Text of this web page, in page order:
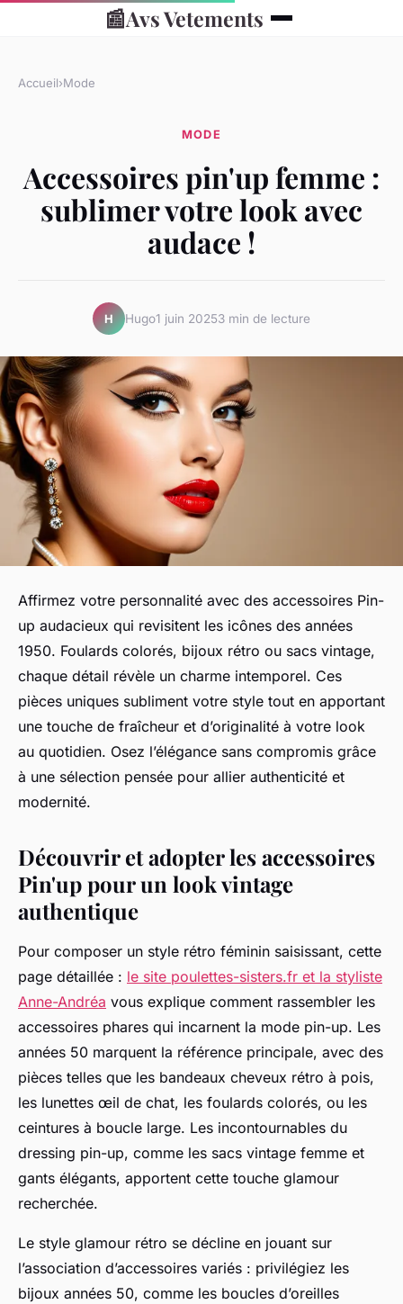
📰Avs Vetements
Accueil›Mode
MODE
Accessoires pin'up femme :
sublimer votre look avec
audace !
H Hugo1 juin 20253 min de lecture
Affirmez votre personnalité avec des accessoires Pin-
up audacieux qui revisitent les icônes des années
1950. Foulards colorés, bijoux rétro ou sacs vintage,
chaque détail révèle un charme intemporel. Ces
pièces uniques subliment votre style tout en apportant
une touche de fraîcheur et d’originalité à votre look
au quotidien. Osez l’élégance sans compromis grâce
à une sélection pensée pour allier authenticité et
modernité.
Découvrir et adopter les accessoires
Pin'up pour un look vintage
authentique
Pour composer un style rétro féminin saisissant, cette
page détaillée : le site poulettes-sisters.fr et la styliste
Anne-Andréa vous explique comment rassembler les
accessoires phares qui incarnent la mode pin-up. Les
années 50 marquent la référence principale, avec des
pièces telles que les bandeaux cheveux rétro à pois,
les lunettes œil de chat, les foulards colorés, ou les
ceintures à boucle large. Les incontournables du
dressing pin-up, comme les sacs vintage femme et
gants élégants, apportent cette touche glamour
recherchée.
Le style glamour rétro se décline en jouant sur
l’association d’accessoires variés : privilégiez les
bijoux années 50, comme les boucles d’oreilles